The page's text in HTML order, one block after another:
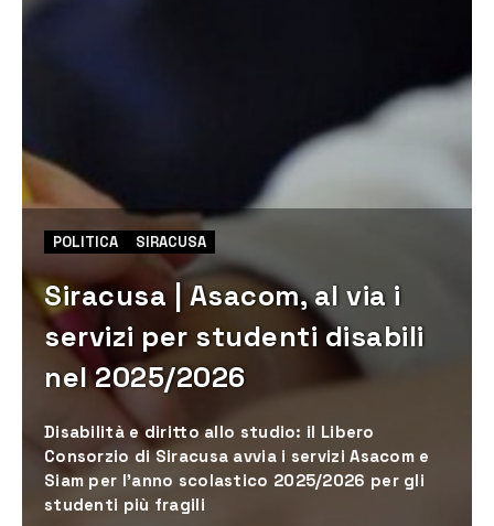
POLITICA SIRACUSA
Siracusa | Asacom, al via i
servizi per studenti disabili
nel 2025/2026
Disabilità e diritto allo studio: il Libero
Consorzio di Siracusa avvia i servizi Asacom e
Siam per l’anno scolastico 2025/2026 per gli
studenti più fragili